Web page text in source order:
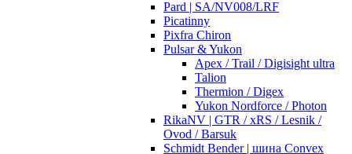
Pard | SA/NV008/LRF
Picatinny
Pixfra Chiron
Pulsar & Yukon
Apex / Trail / Digisight ultra
Talion
Thermion / Digex
Yukon Nordforce / Photon
RikaNV | GTR / xRS / Lesnik /
Ovod / Barsuk
Schmidt Bender | шина Convex